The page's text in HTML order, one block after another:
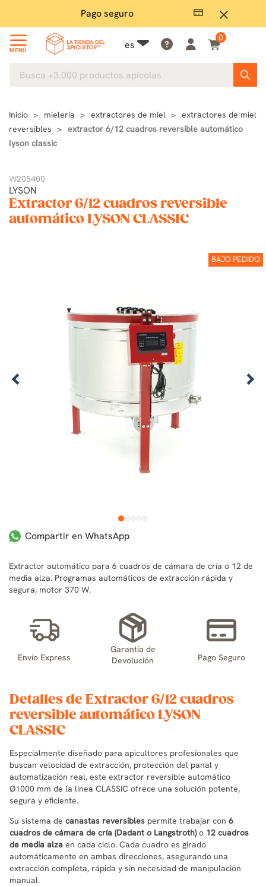
close
Pago seguro
MENÚ es
0
Inicio mielería extractores de miel
extractores de miel
reversibles
extractor 6/12 cuadros reversible automático
lyson classic
W205400
LYSON
Extractor 6/12 cuadros reversible
automático LYSON CLASSIC
BAJO PEDIDO
1
Compartir en WhatsApp
Extractor automático para 6 cuadros de cámara de cría o 12 de
media alza. Programas automáticos de extracción rápida y
segura, motor 370 W.
Envío Express
Garantía de
Devolución
Pago Seguro
Detalles de Extractor 6/12 cuadros
reversible automático LYSON
CLASSIC
Especialmente diseñado para apicultores profesionales que
buscan velocidad de extracción, protección del panal y
automatización real, este extractor reversible automático
Ø1000 mm de la línea CLASSIC ofrece una solución potente,
segura y eficiente.
Su sistema de canastas reversibles permite trabajar con 6
cuadros de cámara de cría (Dadant o Langstroth)o 12 cuadros
de media alza en cada ciclo. Cada cuadro es girado
automáticamente en ambas direcciones, asegurando una
extracción completa, rápida y sin necesidad de manipulación
manual.